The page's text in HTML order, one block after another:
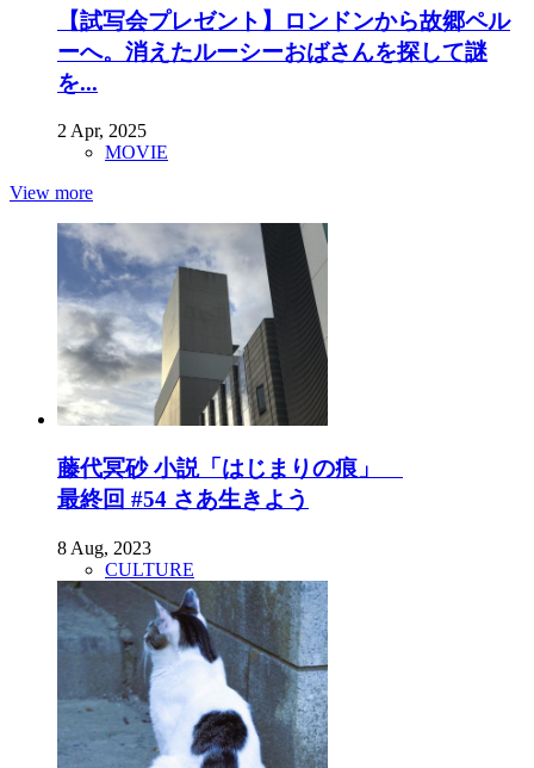
【試写会プレゼント】ロンドンから故郷ペル
ーへ。消えたルーシーおばさんを探して謎
を...
2 Apr, 2025
MOVIE
View more
藤代冥砂 小説「はじまりの痕」
最終回 #54 さあ生きよう
8 Aug, 2023
CULTURE